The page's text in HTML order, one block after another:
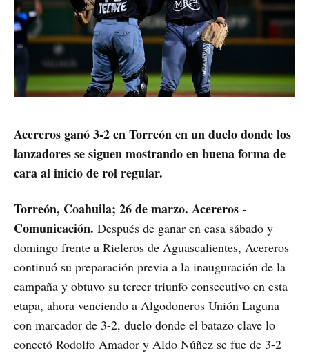
Acereros ganó 3-2 en Torreón en un duelo donde los
lanzadores se siguen mostrando en buena forma de
cara al inicio de rol regular.
Torreón, Coahuila; 26 de marzo. Acereros -
Comunicación. Después de ganar en casa sábado y
domingo frente a Rieleros de Aguascalientes, Acereros
continuó su preparación previa a la inauguración de la
campaña y obtuvo su tercer triunfo consecutivo en esta
etapa, ahora venciendo a Algodoneros Unión Laguna
con marcador de 3-2, duelo donde el batazo clave lo
conectó Rodolfo Amador y Aldo Núñez se fue de 3-2